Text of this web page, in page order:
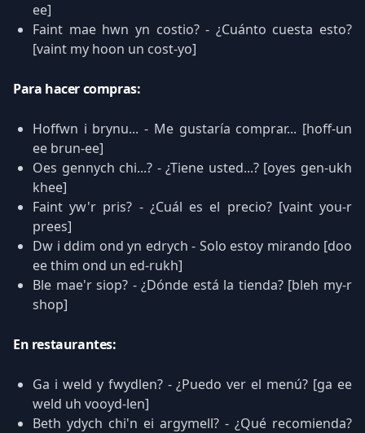
ee]
Faint mae hwn yn costio? - ¿Cuánto cuesta esto?
[vaint my hoon un cost-yo]
Para hacer compras:
Hoffwn i brynu... - Me gustaría comprar... [hoff-un
ee brun-ee]
Oes gennych chi...? - ¿Tiene usted...? [oyes gen-ukh
khee]
Faint yw'r pris? - ¿Cuál es el precio? [vaint you-r
prees]
Dw i ddim ond yn edrych - Solo estoy mirando [doo
ee thim ond un ed-rukh]
Ble mae'r siop? - ¿Dónde está la tienda? [bleh my-r
shop]
En restaurantes:
Ga i weld y fwydlen? - ¿Puedo ver el menú? [ga ee
weld uh vooyd-len]
Beth ydych chi'n ei argymell? - ¿Qué recomienda?